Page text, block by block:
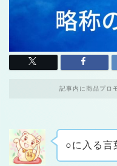
記事内に商品プロ
○に入る言